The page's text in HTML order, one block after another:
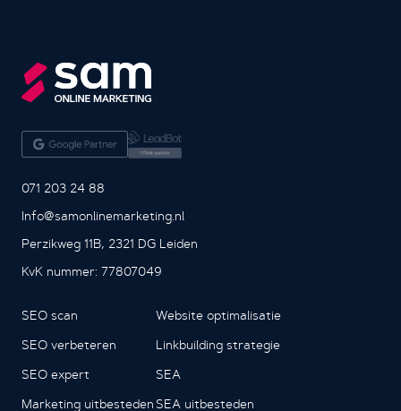
071 203 24 88
Info@samonlinemarketing.nl
Perzikweg 11B, 2321 DG Leiden
KvK nummer: 77807049
SEO scan
SEO verbeteren
SEO expert
Marketing uitbesteden
Website optimalisatie
Linkbuilding strategie
SEA
SEA uitbesteden